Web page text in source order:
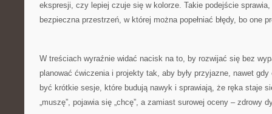
ekspresji, czy lepiej czuje się w kolorze. Takie podejście
bezpieczna przestrzeń, w której można popełniać błędy, bo one
W treściach wyraźnie widać nacisk na to, by rozwijać się bez
planować ćwiczenia i projekty tak, aby były przyjazne, nawet gdy
być krótkie sesje, które budują nawyk i sprawiają, że ręka staje
„muszę”, pojawia się „chcę”, a zamiast surowej oceny – zdrowy